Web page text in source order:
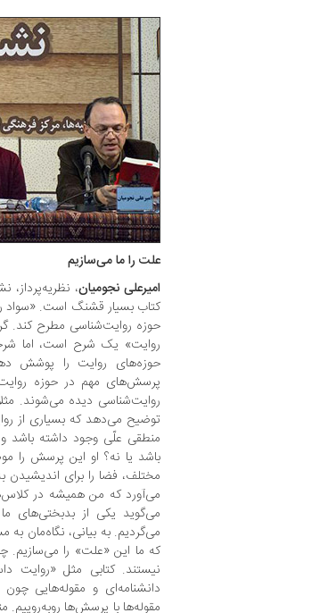
علت را ما می‌سازیم
امیرعلی نجومیان،
کتاب بسیار قشنگ است. «سواد
حوزه روایت‌شناسی مطرح کند.
روایت» یک شرح است، اما
حوزه‌های روایت را پوشش
پرسش‌های مهم در حوزه
روایت‌شناسی دیده می‌شوند.
توضیح می‌دهد که بسیاری از
منطقی علّی وجود داشته باشد
باشد یا نه؟ او این پرسش را
مختلف، فضا را برای
می‌آورد که من همیشه در
می‌گوید یکی از بدبختی‌های
می‌گردیم. به بیانی، نگاه‌مان
که ما این «علت» را می‌سازیم.
نیستند. کتابی مثل «روایت
دانشنامه‌ای و مقوله‌هایی
مقوله‌ها با پرسش‌ها روبه‌روییم.